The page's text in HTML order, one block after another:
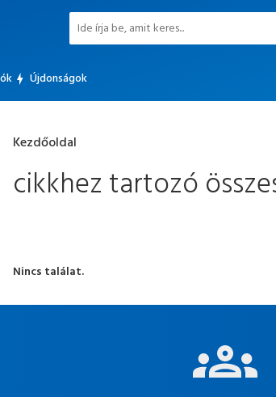
Újdonságok
Kezdőoldal
cikkhez tartozó
Nincs találat.